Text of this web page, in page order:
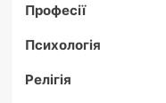
Професії
Психологія
Релігія